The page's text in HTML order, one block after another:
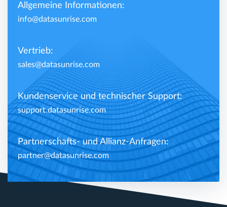
Allgemeine Informationen:
info@datasunrise.com
Vertrieb:
sales@datasunrise.com
Kundenservice und technischer Support:
support.datasunrise.com
Partnerschafts- und Allianz-Anfragen:
partner@datasunrise.com